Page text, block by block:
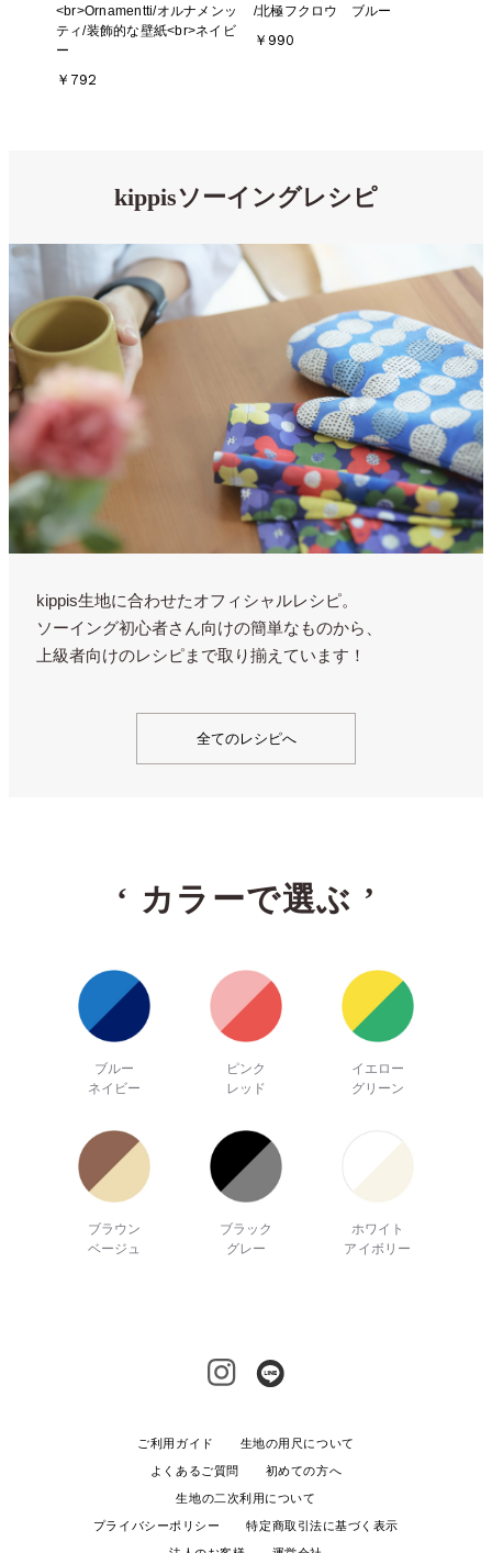
<br>Ornamentti/オルナメンッ
ティ/装飾的な壁紙<br>ネイビ
ー
￥792
/北極フクロウ ブルー
￥990
kippisソーイングレシピ
kippis生地に合わせたオフィシャルレシピ。
ソーイング初心者さん向けの簡単なものから、
上級者向けのレシピまで取り揃えています！
全てのレシピへ
‘ カラーで選ぶ ’
ブルー
ネイビー
ピンク
レッド
イエロー
グリーン
ブラウン
ベージュ
ブラック
グレー
ホワイト
アイボリー
ご利用ガイド 生地の用尺について
よくあるご質問 初めての方へ
生地の二次利用について
プライバシーポリシー 特定商取引法に基づく表示